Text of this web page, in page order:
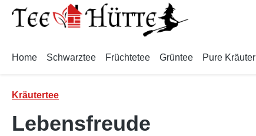
Hauptinhalt springen
Zur Suche springen
Zur Hauptnavigation springen
Home Schwarztee Früchtetee Grüntee Pure Kräuter
Kräutertee
Lebensfreude